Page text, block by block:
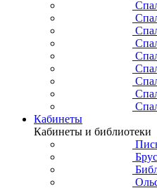
Кабинеты
Кабинеты и библиотеки